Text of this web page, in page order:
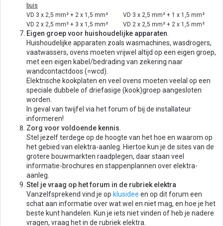
buis
VD 3 x 2,5 mm² + 2 x 1,5 mm²
VD 3 x 2,5 mm² + 1 x 1,5 mm²
VD 2 x 2,5 mm² + 3 x 1,5 mm²
VD 2 x 2,5 mm² + 2 x 1,5 mm²
Eigen groep voor huishoudelijke apparaten
Huishoudelijke apparaten zoals wasmachines, wasdrogers,
vaatwassers, ovens moeten vrijwel altijd op een eigen groep,
met een eigen kabel/bedrading van zekering naar
wandcontactdoos (=wcd).
Elektrische kookplaten en veel ovens moeten veelal op een
speciale dubbele of driefasige (kook)groep aangesloten
worden.
In geval van twijfel via het forum of bij de installateur
informeren!
Zorg voor voldoende kennis
Stel jezelf terdege op de hoogte van het hoe en waarom op
het gebied van elektra-aanleg. Hiertoe kun je de sites van de
grotere bouwmarkten raadplegen, daar staan veel
informatie-brochures en stappenplannen over elektra-
aanleg.
Stel je vraag op het forum in de rubriek elektra
Vanzelfsprekend vind je op klusidee en op dit forum een
schat aan informatie over wat wel en niet mag, en hoe je het
beste kunt handelen. Kun je iets niet vinden of heb je nadere
vragen, vraag het in de rubriek elektra.